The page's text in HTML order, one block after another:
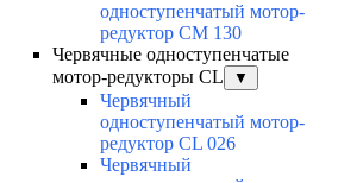
одноступенчатый мотор-
редуктор CM 130
Червячные одноступенчатые
мотор-редукторы CL
▼
Червячный
одноступенчатый мотор-
редуктор CL 026
Червячный